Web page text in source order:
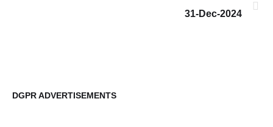
31-Dec-2024
DGPR ADVERTISEMENTS